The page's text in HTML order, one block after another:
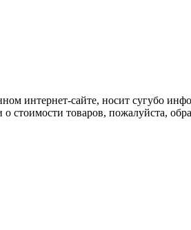
интернет-сайте, носит сугубо
товаров, пожалуйста,